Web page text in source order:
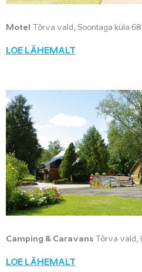
Motel Tõrva vald, Soontaga küla
LOE LÄHEMALT
Camping & Caravans Tõrva vald,
LOE LÄHEMALT